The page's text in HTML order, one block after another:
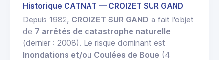
Historique CATNAT — CROIZET SUR GAND
Depuis 1982, CROIZET SUR GAND a fait l'objet
de 7 arrêtés de catastrophe naturelle
(dernier : 2008). Le risque dominant est
Inondations et/ou Coulées de Boue (4